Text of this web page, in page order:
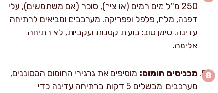
250 מ"ל מים חמים (או ציר), סוכר (אם משתמשים), עלי
דפנה, מלח, פלפל ופפריקה. מערבבים ומביאים לרתיחה
עדינה. סימן טוב: בועות קטנות ועקביות, לא רתיחה
אלימה.
מכניסים חומוס: מוסיפים את גרגירי החומוס המסוננים,
מערבבים ומבשלים 5 דקות ברתיחה עדינה כדי